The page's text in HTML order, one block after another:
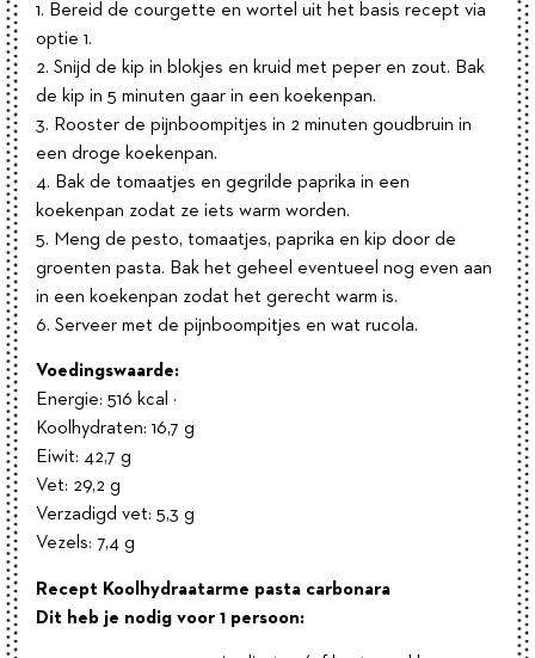
1. Bereid de courgette en wortel uit het basis recept via
optie 1.
2. Snijd de kip in blokjes en kruid met peper en zout. Bak
de kip in 5 minuten gaar in een koekenpan.
3. Rooster de pijnboompitjes in 2 minuten goudbruin in
een droge koekenpan.
4. Bak de tomaatjes en gegrilde paprika in een
koekenpan zodat ze iets warm worden.
5. Meng de pesto, tomaatjes, paprika en kip door de
groenten pasta. Bak het geheel eventueel nog even aan
in een koekenpan zodat het gerecht warm is.
6. Serveer met de pijnboompitjes en wat rucola.
Voedingswaarde:
Energie: 516 kcal ·
Koolhydraten: 16,7 g
Eiwit: 42,7 g
Vet: 29,2 g
Verzadigd vet: 5,3 g
Vezels: 7,4 g
Recept Koolhydraatarme pasta carbonara
Dit heb je nodig voor 1 persoon: